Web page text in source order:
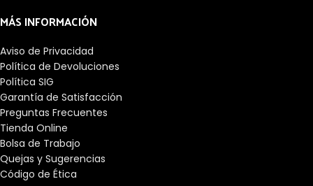
MÁS INFORMACIÓN
Aviso de Privacidad
Política de Devoluciones
Política SIG
Garantía de Satisfacción
Preguntas Frecuentes
Tienda Online
Bolsa de Trabajo
Quejas y Sugerencias
Código de Ética